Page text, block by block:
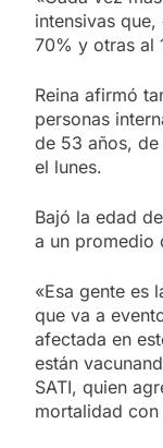
intensivas
70% y otras al
Reina afirmó
personas
de 53 años,
el lunes.
Bajó la edad
a un promedio
«Esa gente es
que va a
afectada en
están
SATI, quien
mortalidad